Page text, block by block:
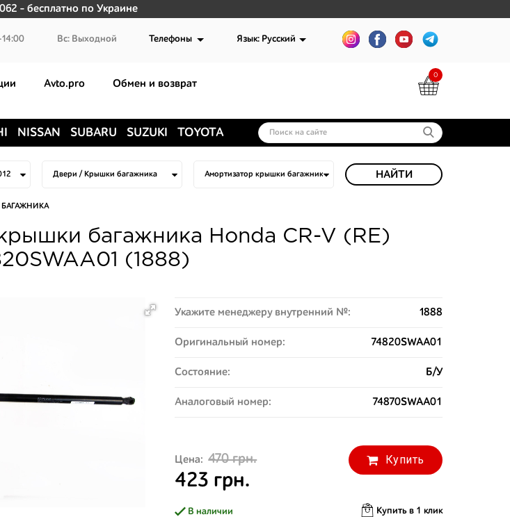
- бесплатно по Украине
0
Вс: Выходной Телефоны Язык: Русский
Avto.pro Обмен и возврат
NISSAN SUBARU SUZUKI TOYOTA
НАЙТИ
багажника Honda CR-V (RE)
(1888)
Укажите менеджеру внутренний №: 1888
Оригинальный номер: 74820SWAA01
Состояние: Б/У
Аналоговый номер: 74870SWAA01
Цена: 470 грн.
423 грн.
Купить
В наличии Купить в 1 клик